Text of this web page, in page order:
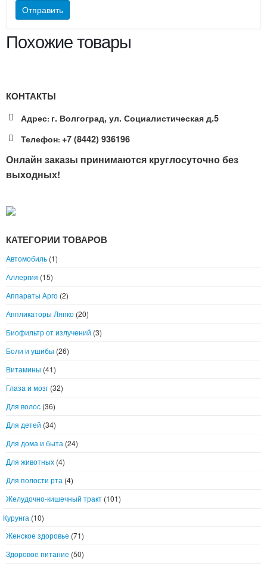
Похожие товары
КОНТАКТЫ
Адрес: г. Волгоград, ул. Социалистическая д.5
Телефон: +7 (8442) 936196
Онлайн заказы принимаются круглосуточно без
выходных!
КАТЕГОРИИ ТОВАРОВ
Автомобиль (1)
Аллергия (15)
Аппараты Арго (2)
Аппликаторы Ляпко (20)
Биофильтр от излучений (3)
Боли и ушибы (26)
Витамины (41)
Глаза и мозг (32)
Для волос (36)
Для детей (34)
Для дома и быта (24)
Для животных (4)
Для полости рта (4)
Желудочно-кишечный тракт (101)
Курунга (10)
Женское здоровье (71)
Здоровое питание (50)